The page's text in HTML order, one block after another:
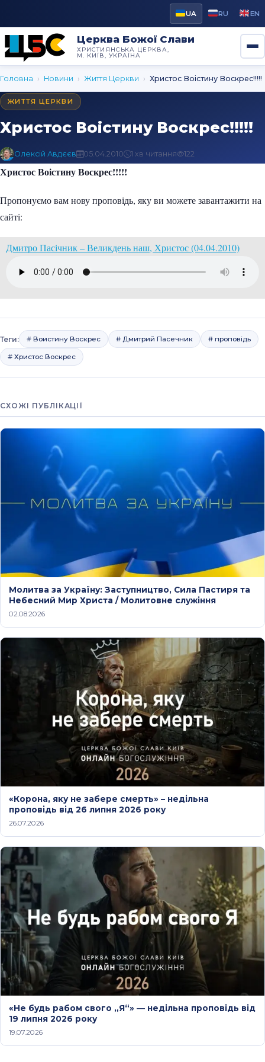
UA RU EN
Церква Божої Слави
ХРИСТИЯНСЬКА ЦЕРКВА,
М. КИЇВ, УКРАЇНА
Головна › Новини › Життя Церкви › Христос Воістину Воскрес!!!!!
ЖИТТЯ ЦЕРКВИ
Христос Воістину Воскрес!!!!!
Олексій Авдєєв 05.04.2010 1 хв читання 122
Христос Воістину Воскрес!!!!!
Пропонуємо вам нову проповідь, яку ви можете завантажити на
сайті:
Дмитро Пасічник – Великдень наш, Христос (04.04.2010)
Теги: # Воистину Воскрес # Дмитрий Пасечник # проповідь
# Христос Воскрес
СХОЖІ ПУБЛІКАЦІЇ
Молитва за Україну: Заступництво, Сила Пастиря та
Небесний Мир Христа / Молитовне служіння
02.08.2026
«Корона, яку не забере смерть» – недільна
проповідь від 26 липня 2026 року
26.07.2026
«Не будь рабом свого „Я“» — недільна проповідь від
19 липня 2026 року
19.07.2026